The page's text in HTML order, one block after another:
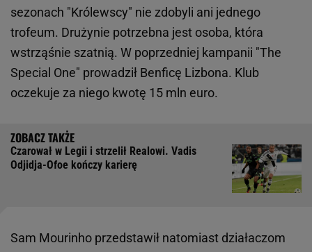
sezonach "Królewscy" nie zdobyli ani jednego
trofeum. Drużynie potrzebna jest osoba, która
wstrząśnie szatnią. W poprzedniej kampanii "The
Special One" prowadził Benficę Lizbona. Klub
oczekuje za niego kwotę 15 mln euro.
Czarował w Legii i strzelił Realowi. Vadis
Odjidja-Ofoe kończy karierę
Sam Mourinho przedstawił natomiast działaczom